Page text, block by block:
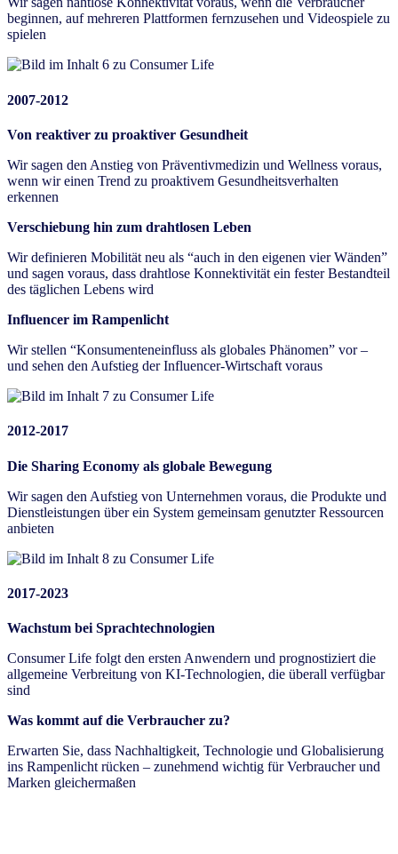
beginnen, auf mehreren Plattformen fernzusehen und Videospiele zu
spielen
2007-2012
Von reaktiver zu proaktiver Gesundheit
Wir sagen den Anstieg von Präventivmedizin und Wellness voraus,
wenn wir einen Trend zu proaktivem Gesundheitsverhalten
erkennen
Verschiebung hin zum drahtlosen Leben
Wir definieren Mobilität neu als “auch in den eigenen vier Wänden”
und sagen voraus, dass drahtlose Konnektivität ein fester Bestandteil
des täglichen Lebens wird
Influencer im Rampenlicht
Wir stellen “Konsumenteneinfluss als globales Phänomen” vor –
und sehen den Aufstieg der Influencer-Wirtschaft voraus
2012-2017
Die Sharing Economy als globale Bewegung
Wir sagen den Aufstieg von Unternehmen voraus, die Produkte und
Dienstleistungen über ein System gemeinsam genutzter Ressourcen
anbieten
2017-2023
Wachstum bei Sprachtechnologien
Consumer Life folgt den ersten Anwendern und prognostiziert die
allgemeine Verbreitung von KI-Technologien, die überall verfügbar
sind
Was kommt auf die Verbraucher zu?
Erwarten Sie, dass Nachhaltigkeit, Technologie und Globalisierung
ins Rampenlicht rücken – zunehmend wichtig für Verbraucher und
Marken gleichermaßen